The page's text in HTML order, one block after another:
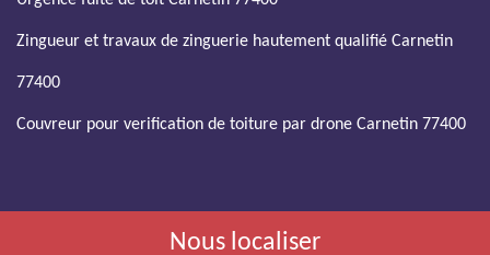
Zingueur et travaux de zinguerie hautement qualifié Carnetin
77400
Couvreur pour verification de toiture par drone Carnetin 77400
Nous localiser